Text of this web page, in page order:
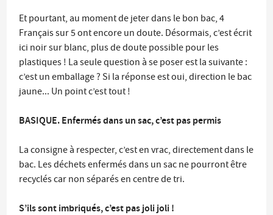
Et pourtant, au moment de jeter dans le bon bac, 4
Français sur 5 ont encore un doute. Désormais, c’est écrit
ici noir sur blanc, plus de doute possible pour les
plastiques ! La seule question à se poser est la suivante :
c’est un emballage ? Si la réponse est oui, direction le bac
jaune... Un point c’est tout !
BASIQUE. Enfermés dans un sac, c’est pas permis
La consigne à respecter, c’est en vrac, directement dans le
bac. Les déchets enfermés dans un sac ne pourront être
recyclés car non séparés en centre de tri.
S’ils sont imbriqués, c’est pas joli joli !